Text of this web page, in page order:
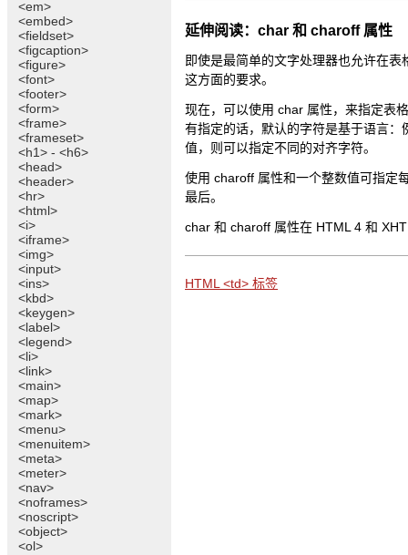
<em>
<embed>
<fieldset>
<figcaption>
<figure>
<font>
<footer>
<form>
<frame>
<frameset>
<h1> - <h6>
<head>
<header>
<hr>
<html>
<i>
<iframe>
<img>
<input>
<ins>
<kbd>
<keygen>
<label>
<legend>
<li>
<link>
<main>
<map>
<mark>
<menu>
<menuitem>
<meta>
<meter>
<nav>
<noframes>
<noscript>
<object>
<ol>
延伸阅读：char 和 charoff 属性
即使是最简单的文字处理器也允许在
这方面的要求。
现在，可以使用 char 属性，来指定表
有指定的话，默认的字符是基于语言
值，则可以指定不同的对齐字符。
使用 charoff 属性和一个整数值可指定
最后。
char 和 charoff 属性在 HTML 4 和
HTML <td> 标签